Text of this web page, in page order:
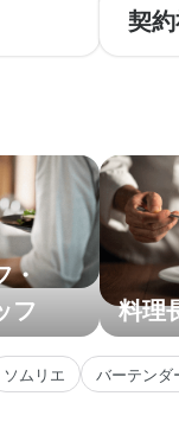
契
・
フ
料理
ソムリエ バーテンダ